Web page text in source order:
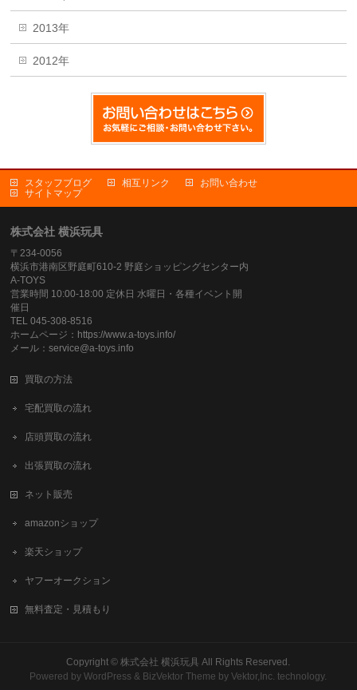
2013年
2012年
スタッフブログ 相互リンク
お問い合わせ
サイトマップ
株式会社 横浜玩具
〒234-0056
横浜市港南区野庭町610-2 野庭ショッピングセンター内
A-TOYS
営業時間 10:00-18:00 定休日 水曜日・各種イベント開
催日
TEL 045-308-8516
ホームページ：https://www.a-toys.info/
メール：service@a-toys.info
買取の方法
宅配買取の流れ
店頭買取の流れ
出張買取の流れ
ネット販売
amazonショップ
楽天ショップ
ヤフーオークション
無料査定・見積もり
Copyright ©株式会社 横浜玩具 All Rights Reserved.
Powered byWordPress & BizVektor Theme byVektor,Inc. technology.